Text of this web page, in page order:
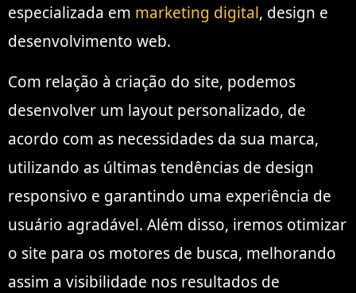
especializada em marketing digital, design e
desenvolvimento web.
Com relação à criação do site, podemos
desenvolver um layout personalizado, de
acordo com as necessidades da sua marca,
utilizando as últimas tendências de design
responsivo e garantindo uma experiência de
usuário agradável. Além disso, iremos otimizar
o site para os motores de busca, melhorando
assim a visibilidade nos resultados de